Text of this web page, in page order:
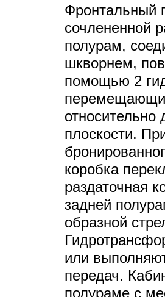
Фронтальный
сочлененной
полурам,
шкворнем,
помощью 2
относительно
плоскости.
коробка
раздаточная
задней
образной
или
передач.
полураме с